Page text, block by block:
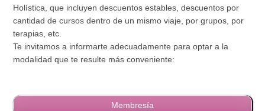
Holística, que incluyen descuentos estables, descuentos por
cantidad de cursos dentro de un mismo viaje, por grupos, por
terapias, etc.
Te invitamos a informarte adecuadamente para optar a la
modalidad que te resulte más conveniente:
Membresía